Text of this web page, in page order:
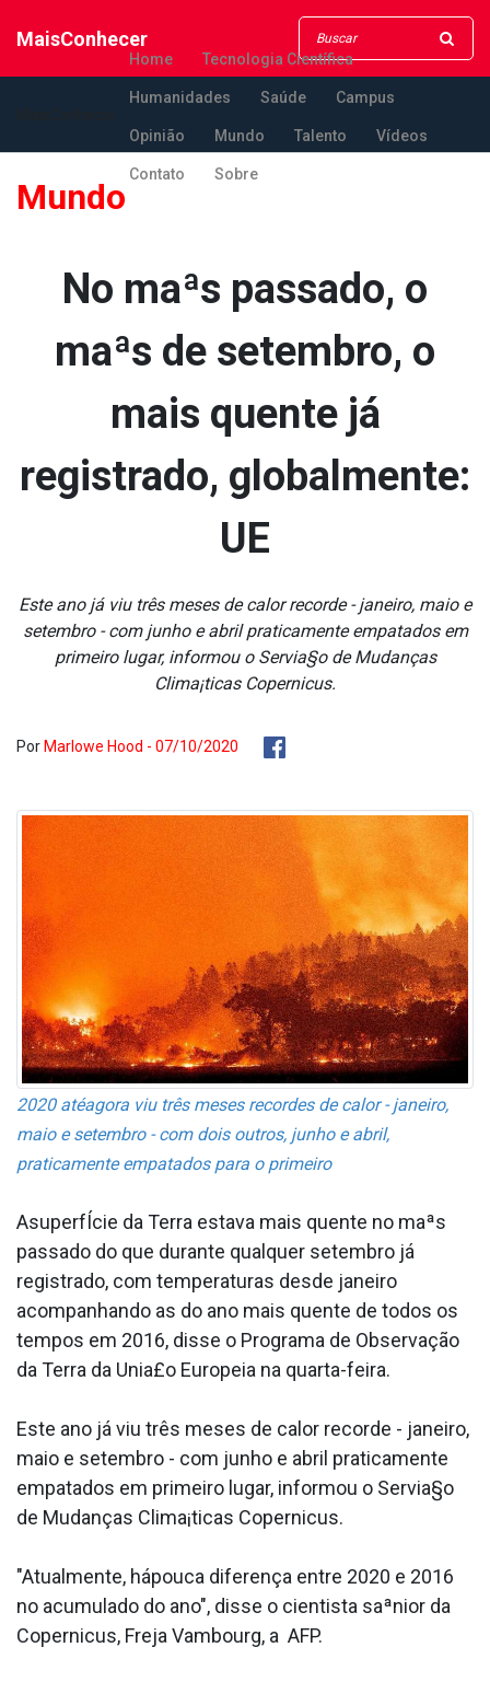
MaisConhecer
Home Tecnologia Científica
Humanidades Saúde Campus
Opinião Mundo Talento Vídeos
Contato Sobre
Mundo
No maªs passado, o
maªs de setembro, o
mais quente já
registrado, globalmente:
UE
Este ano já viu três meses de calor recorde - janeiro, maio e
setembro - com junho e abril praticamente empatados em
primeiro lugar, informou o Servia§o de Mudanças
Clima¡ticas Copernicus.
Por Marlowe Hood - 07/10/2020
2020 atéagora viu três meses recordes de calor - janeiro,
maio e setembro - com dois outros, junho e abril,
praticamente empatados para o primeiro
AsuperfÍcie da Terra estava mais quente no maªs
passado do que durante qualquer setembro já
registrado, com temperaturas desde janeiro
acompanhando as do ano mais quente de todos os
tempos em 2016, disse o Programa de Observação
da Terra da Unia£o Europeia na quarta-feira.
Este ano já viu três meses de calor recorde - janeiro,
maio e setembro - com junho e abril praticamente
empatados em primeiro lugar, informou o Servia§o
de Mudanças Clima¡ticas Copernicus.
"Atualmente, hápouca diferença entre 2020 e 2016
no acumulado do ano", disse o cientista saªnior da
Copernicus, Freja Vambourg, a AFP.